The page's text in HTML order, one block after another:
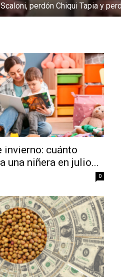
perdón Chiqui Tapia y
invierno: cuánto
una niñera en julio...
0